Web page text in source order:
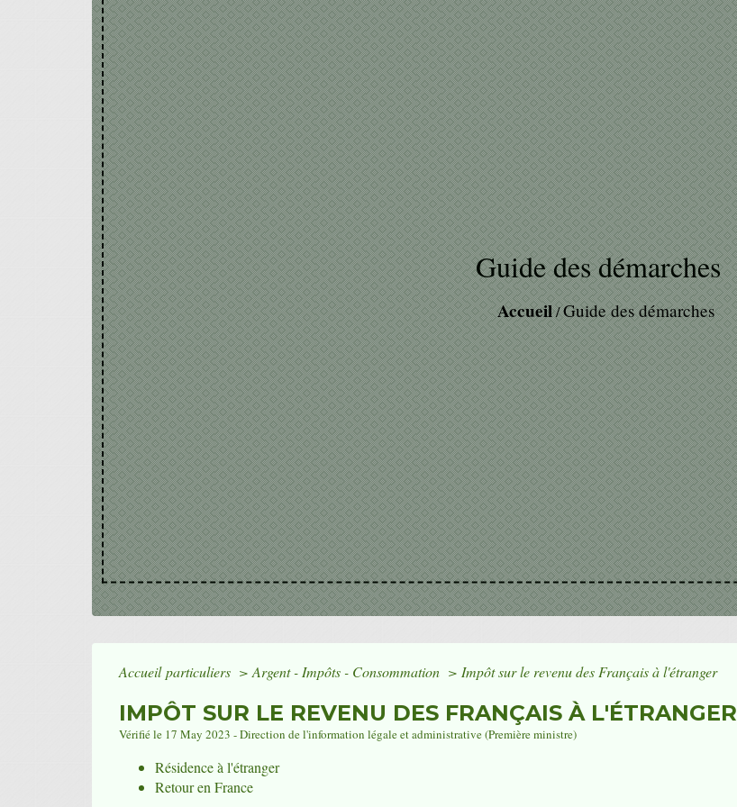
Guide des démarches
Accueil/Guide des démarches
Accueil particuliers > Argent - Impôts - Consommation > Impôt sur le revenu des Français à l'étranger
IMPÔT SUR LE REVENU DES FRANÇAIS À L'ÉTRANGER
Vérifié le 17 May 2023 - Direction de l'information légale et administrative (Première ministre)
Résidence à l'étranger
Retour en France